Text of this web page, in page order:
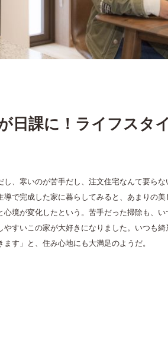
日課に！ライフスタ
し、寒いのが苦手だし、注文住宅なんて要ら
導で完成した家に暮らしてみると、あまりの美
心境が変化したという。苦手だった掃除も、
やすいこの家が大好きになりました。いつも
ます」と、住み心地にも大満足のようだ。